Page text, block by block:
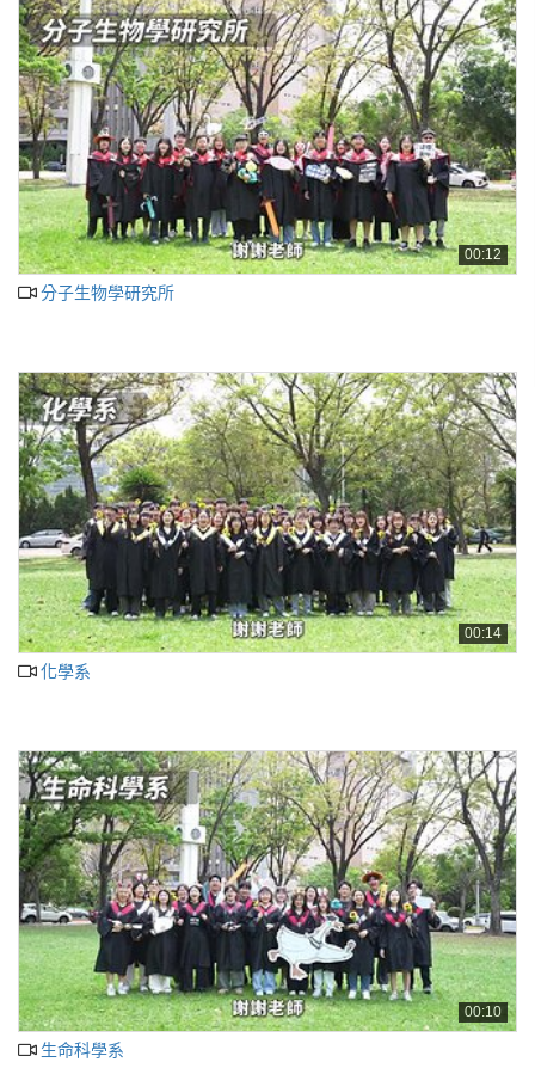
00:12
分子生物學研究所
00:14
化學系
00:10
生命科學系